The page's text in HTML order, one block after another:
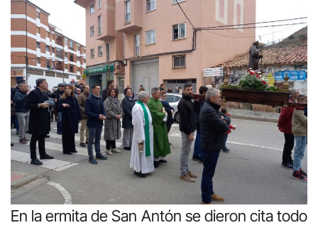
En la ermita de San Antón se dieron cita todo